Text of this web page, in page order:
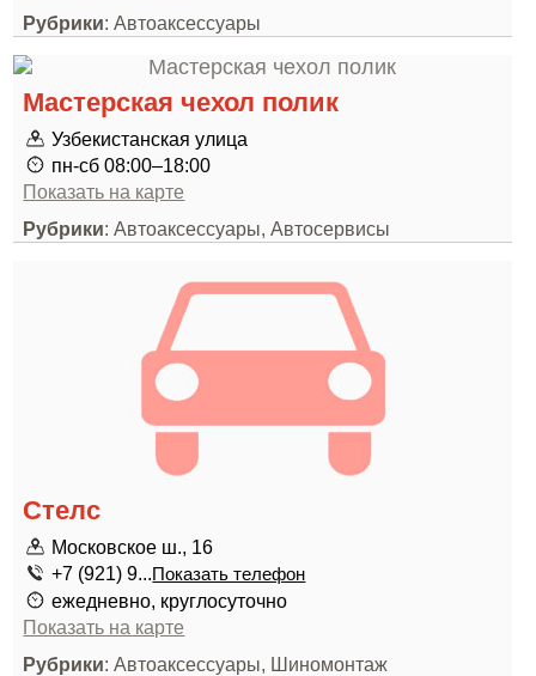
Рубрики: Автоаксессуары
Мастерская чехол полик
Узбекистанская улица
пн-сб 08:00–18:00
Показать на карте
Рубрики: Автоаксессуары, Автосервисы
Стелс
Московское ш., 16
+7 (921) 9...Показать телефон
ежедневно, круглосуточно
Показать на карте
Рубрики: Автоаксессуары, Шиномонтаж